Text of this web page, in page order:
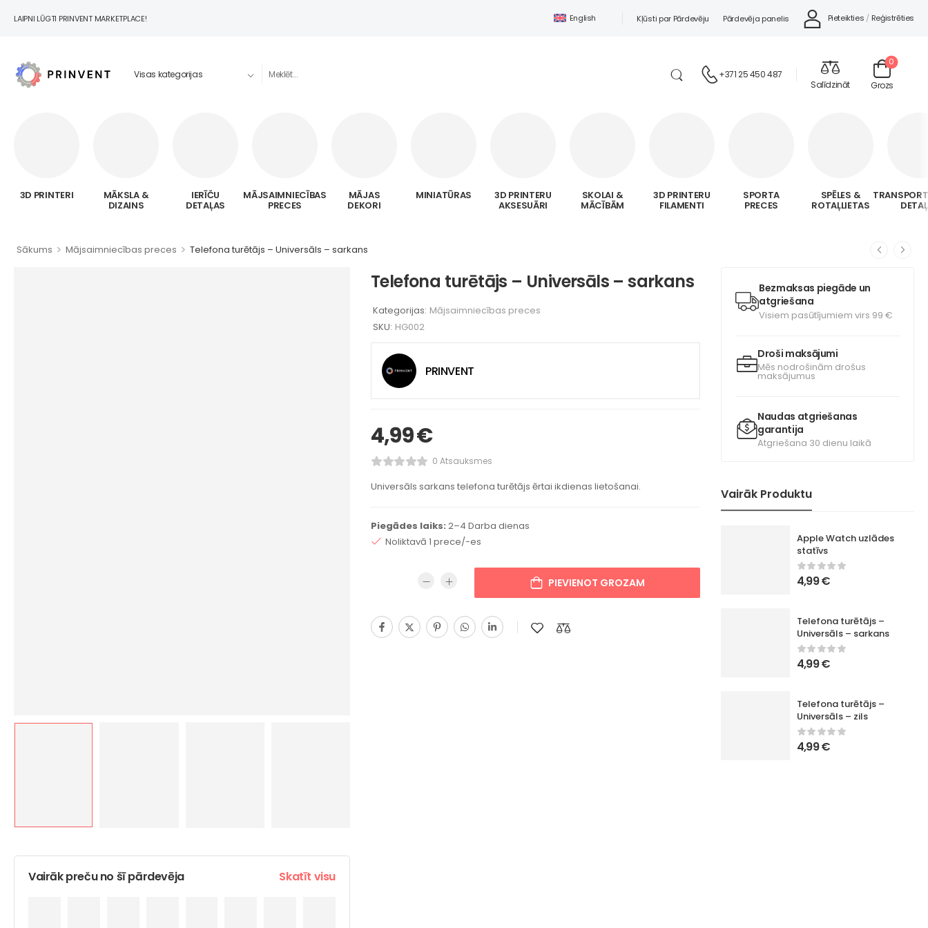
LAIPNI LŪGTI PRINVENT MARKETPLACE! English Kļūsti par Pārdevēju Pārdevēja panelis Pieteikties / Reģistrēties
+371 25 450 487
Salīdzināt
Grozs
0
3D PRINTERI MĀKSLA &
DIZAINS
IERĪČU
DETAĻAS
MĀJSAIMNIECĪBAS
PRECES
MĀJAS
DEKORI
MINIATŪRAS 3D PRINTERU
AKSESUĀRI
SKOLAI &
MĀCĪBĀM
3D PRINTERU
FILAMENTI
SPORTA
PRECES
SPĒLES &
ROTAĻLIETAS
Sākums > Mājsaimniecības preces > Telefona turētājs – Universāls – sarkans
Bezmaksas piegāde un
atgriešana
Visiem pasūtījumiem virs 99 €
Droši maksājumi
Mēs nodrošinām drošus
maksājumus
Naudas atgriešanas
garantija
Atgriešana 30 dienu laikā
Vairāk Produktu
Apple Watch uzlādes
statīvs
4,99€
Telefona turētājs –
Universāls – sarkans
4,99€
Telefona turētājs –
Universāls – zils
4,99€
Vairāk preču no šī pārdevēja Skatīt visu
Telefona turētājs – Universāls – sarkans
Kategorijas: Mājsaimniecības preces
SKU: HG002
PRINVENT
4,99€
0 Atsauksmes
Universāls sarkans telefona turētājs ērtai ikdienas lietošanai.
Piegādes laiks: 2–4 Darba dienas
Noliktavā 1 prece/-es
PIEVIENOT GROZAM